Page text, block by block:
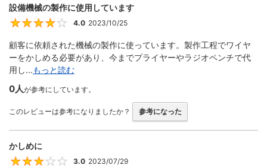
設備機械の製作に使用しています
4
4.0 2023/10/25
顧客に依頼された機械の製作に使っています。製作工程でワイヤ
ーをかしめる必要があり、今までプライヤーやラジオペンチで代
用し...もっと読む
0人が参考にしています。
このレビューは参考になりましたか？ 参考になった
かしめに
3
3.0 2023/07/29